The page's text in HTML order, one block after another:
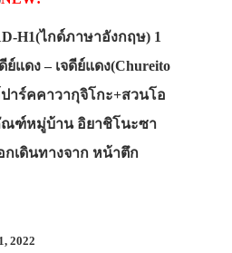
H1(ไกด์ภาษาอังกฤษ) 1
ย์แดง – เจดีย์แดง(Chureito
าร์คคาวากุจิโกะ+สวนโอ
ฑ์หมู่บ้าน อิยาชิโนะซา
เดินทางจาก หน้าตึก
2022